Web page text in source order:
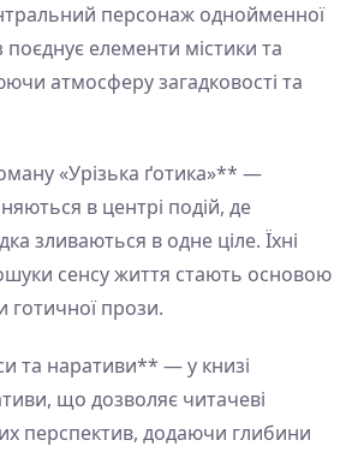
персонаж однойменної
поєднує елементи містики та
атмосферу загадковості та
«Урізька ґотика»** —
в центрі подій, де
зливаються в одне ціле. Їхні
сенсу життя стають основою
готичної прози.
та наративи** — у книзі
що дозволяє читачеві
перспектив, додаючи глибини